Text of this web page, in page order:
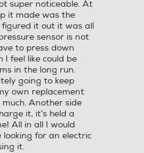
super noticeable. At
it made was the
figured it out it was all
sensor is not
to press down
feel like could be
in the long run.
going to keep
own replacement
Another side
it, it’s held a
All in all I would
for an electric
it.